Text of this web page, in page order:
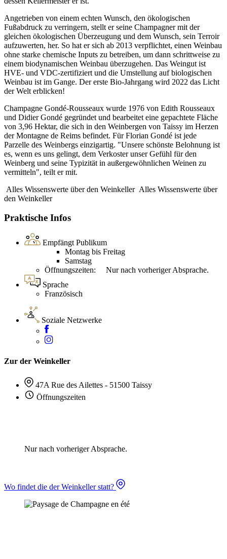
Angetrieben von einem echten Wunsch, den ökologischen
Fußabdruck zu verringern, stellt er seine Champagner mit der
gleichen ökologischen Überzeugung und dem Wunsch, sein Terroir
aufzuwerten, her. So hat er sich ab 2013 verpflichtet, einen Weinbau
ohne starke chemische Inputs zu betreiben, um dann schrittweise zu
einem biodynamischen Weinbau überzugehen. Das Weingut ist
HVE- und VDC-zertifiziert und die Umstellung auf biologischen
Weinbau ist im Gange. Der erste Bio-Jahrgang wird 2022 das Licht
der Welt erblicken!
Champagne Gondé-Rousseaux wurde 1976 von Edith Rousseaux
und Didier Gondé gegründet und bearbeitet eine gepachtete Fläche
von 3,96 Hektar, die sich in den Weinbergen von Taissy im Herzen
der Montagne de Reims befindet. Für Florian Gondé ist jede
Parzelle des Weinbergs einzigartig. "Unsere schönste Belohnung ist
es, wenn es uns gelingt, dem Verkoster unser Gefühl für den
Weinberg und seine Typizität in außergewöhnlichen Weinen zu
vermitteln", teilt er mit.
Alles Wissenswerte über den Weinkeller Alles Wissenswerte über
den Weinkeller
Praktische Infos
Empfängt Publikum
Montag bis Freitag
Samstag
Öffnungszeiten: Nur nach vorheriger Absprache.
Sprache
Französisch
Soziale Netzwerke
Zur der Weinkeller
47A Rue des Ailettes - 51500 Taissy
Öffnungszeiten
Nur nach vorheriger Absprache.
Wo findet die der Weinkeller statt?